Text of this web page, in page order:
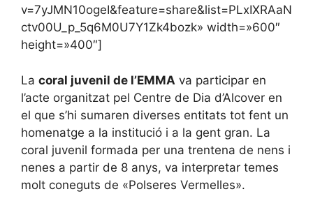
v=7yJMN10ogeI&feature=share&list=PLxIXRAaN
ctv00U_p_5q6M0U7Y1Zk4bozk» width=»600″
height=»400″]
La coral juvenil de l’EMMA va participar en
l’acte organitzat pel Centre de Dia d’Alcover en
el que s’hi sumaren diverses entitats tot fent un
homenatge a la institució i a la gent gran. La
coral juvenil formada per una trentena de nens i
nenes a partir de 8 anys, va interpretar temes
molt coneguts de «Polseres Vermelles».